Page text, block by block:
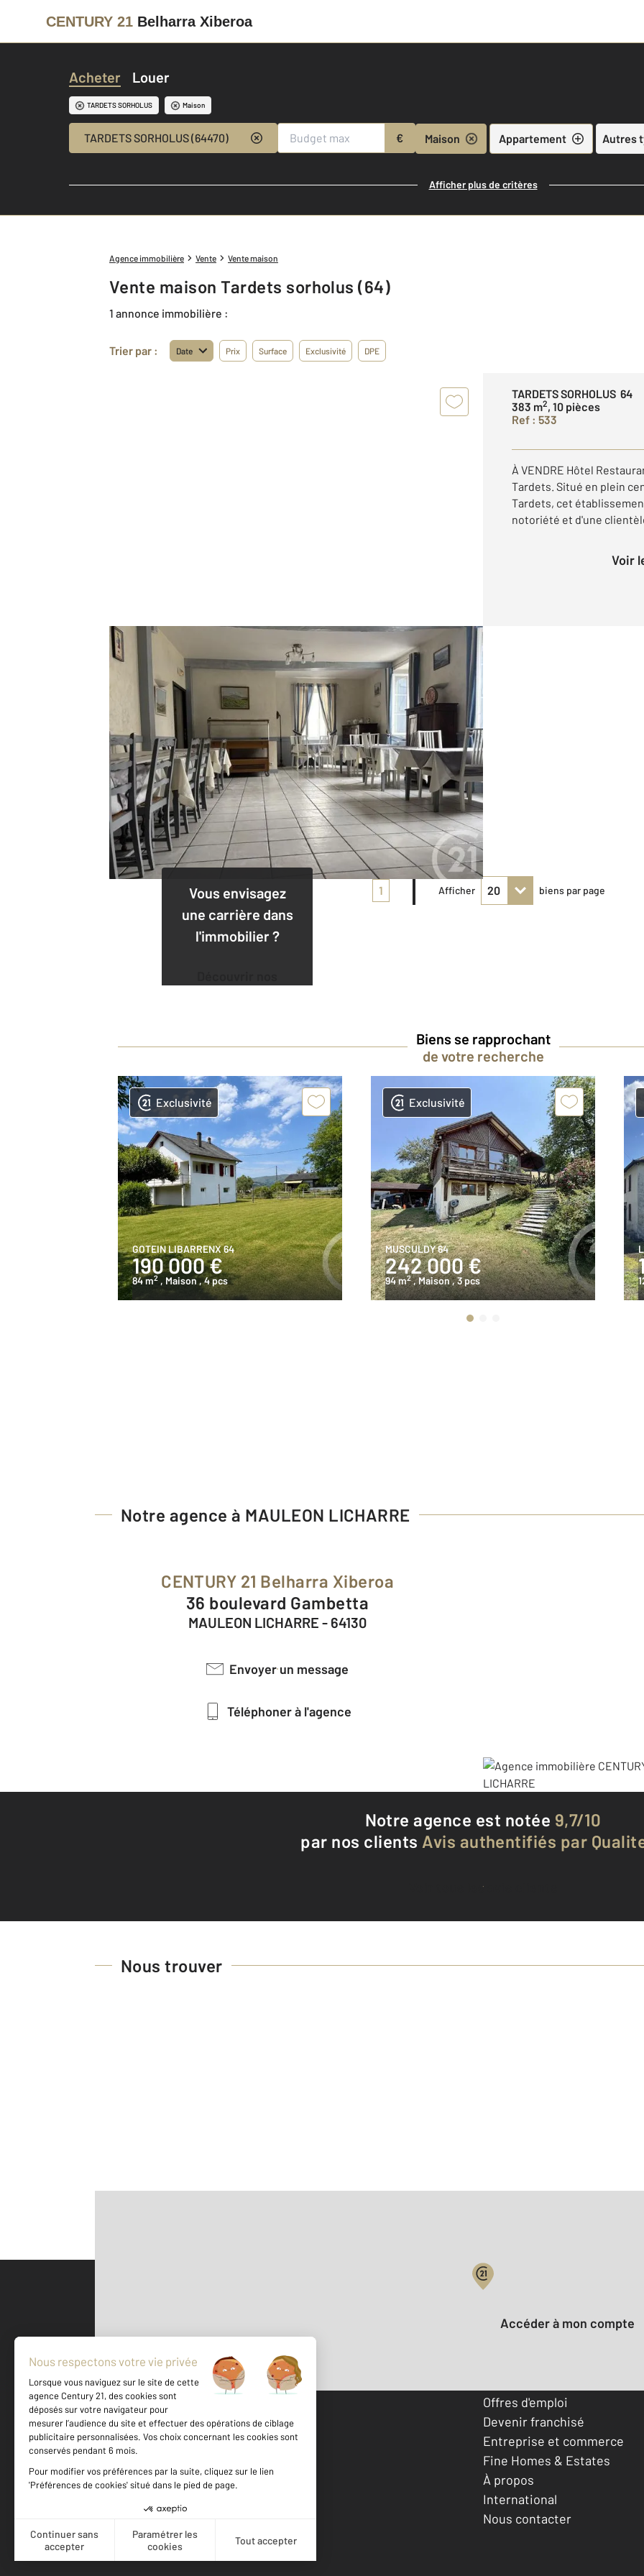
CENTURY 21 Belharra Xiberoa
Acheter Louer
TARDETS SORHOLUS Maison
TARDETS SORHOLUS (64470) € Maison Appartement Autres
Afficher plus de critères
Agence immobilière Vente Vente maison
Vente maison Tardets sorholus (64)
1 annonce immobilière :
Trier par : Date Prix Surface Exclusivité DPE
TARDETS SORHOLUS 64
383 m2, 10 pièces
Ref : 533
À VENDRE Hôtel
Tardets. Situé en plein
Tardets, cet
notoriété et d'une
Voir
Vous envisagez
une carrière dans
l'immobilier ?
1 Afficher biens par page
Biens se rapprochant
de votre recherche
Exclusivité
GOTEIN LIBARRENX 64
190 000 €
84 m2 , Maison, 4 pcs
Exclusivité
MUSCULDY 64
242 000 €
94 m2 , Maison, 3 pcs
Notre agence à MAULEON LICHARRE
CENTURY 21 Belharra Xiberoa
36 boulevard Gambetta
MAULEON LICHARRE - 64130
Envoyer un message
Téléphoner à l'agence
Notre agence est notée 9,7/10
par nos clients Avis authentifiés par
Voir tous les avis clients
Nous trouver
500 m ©Mappy
Votre compte :
Accéder à mon compte
Votre agence est notée
Achat
Location
Offres d'emploi
Devenir franchisé
Entreprise et commerce
Fine Homes & Estates
À propos
International
Nous contacter